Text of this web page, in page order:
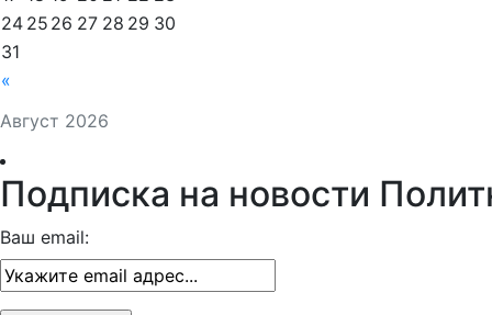
Август 2026
«
24 25 26 27 28 29 30
31
Подписка на новости
Ваш email: